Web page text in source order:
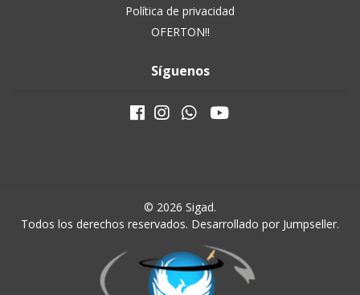
Política de privacidad
OFERTON!!
Síguenos
© 2026 Sigad.
Todos los derechos reservados. Desarrollado por Jumpseller.